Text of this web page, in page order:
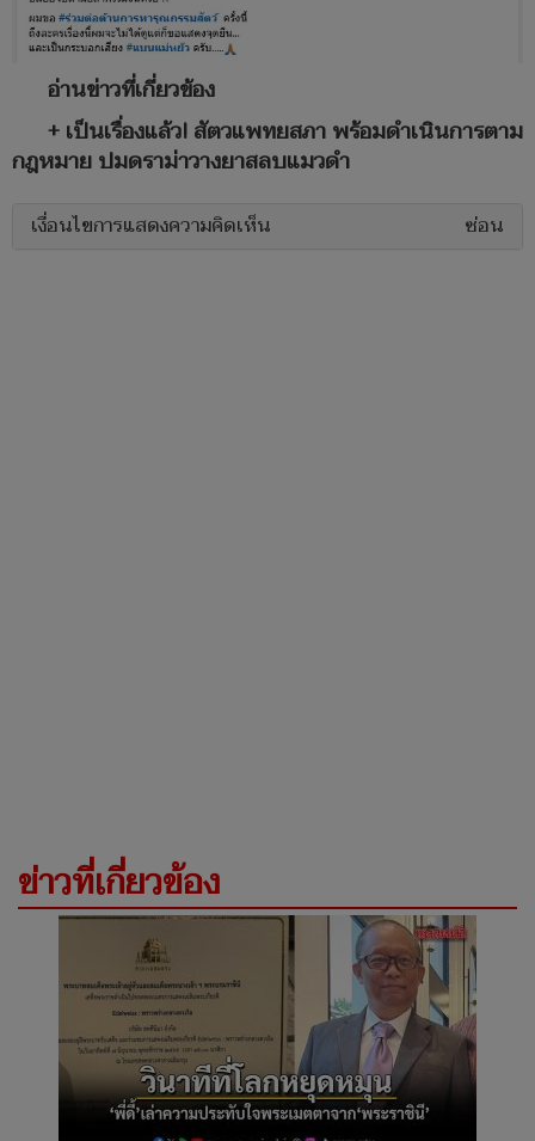
อ่านข่าวที่เกี่ยวข้อง
+ เป็นเรื่องแล้ว! สัตวแพทยสภา พร้อมดำเนินการตาม
กฎหมาย ปมดราม่าวางยาสลบแมวดำ
เงื่อนไขการแสดงความคิดเห็น ซ่อน
ข่าวที่เกี่ยวข้อง